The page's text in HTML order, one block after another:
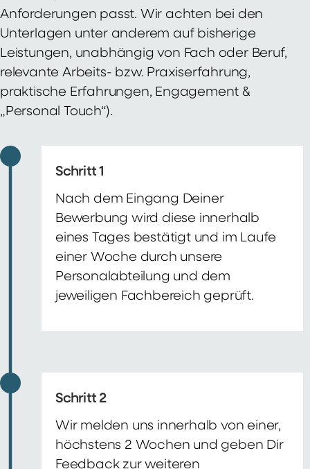
Anforderungen passt. Wir achten bei den
Unterlagen unter anderem auf bisherige
Leistungen, unabhängig von Fach oder Beruf,
relevante Arbeits- bzw. Praxiserfahrung,
praktische Erfahrungen, Engagement &
„Personal Touch“).
Schritt 1
Nach dem Eingang Deiner
Bewerbung wird diese innerhalb
eines Tages bestätigt und im Laufe
einer Woche durch unsere
Personalabteilung und dem
jeweiligen Fachbereich geprüft.
Schritt 2
Wir melden uns innerhalb von einer,
höchstens 2 Wochen und geben Dir
Feedback zur weiteren